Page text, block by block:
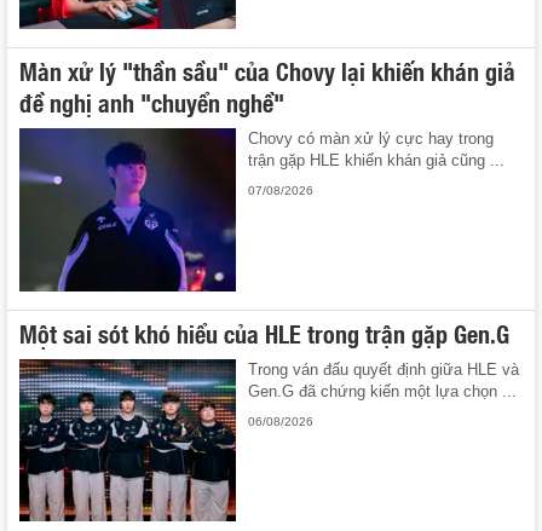
Màn xử lý "thần sầu" của Chovy lại khiến khán giả
đề nghị anh "chuyển nghề"
Chovy có màn xử lý cực hay trong
trận gặp HLE khiến khán giả cũng ...
07/08/2026
Một sai sót khó hiểu của HLE trong trận gặp Gen.G
Trong ván đấu quyết định giữa HLE và
Gen.G đã chứng kiến một lựa chọn ...
06/08/2026